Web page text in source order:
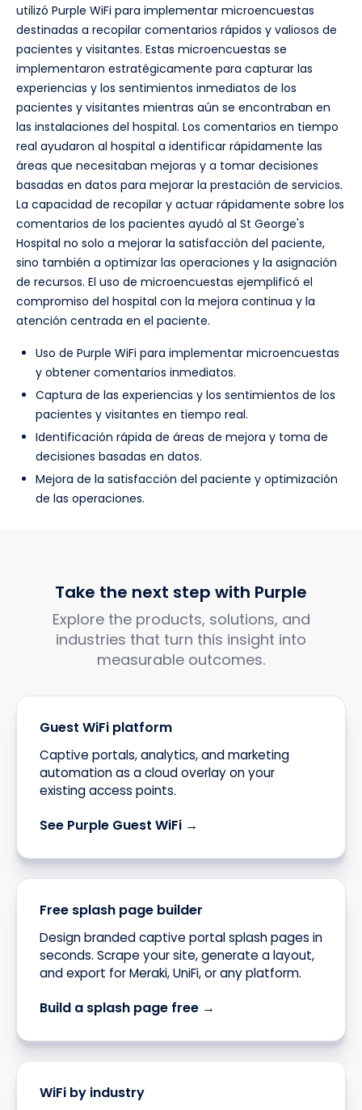
utilizó Purple WiFi para implementar microencuestas
destinadas a recopilar comentarios rápidos y valiosos de
pacientes y visitantes. Estas microencuestas se
implementaron estratégicamente para capturar las
experiencias y los sentimientos inmediatos de los
pacientes y visitantes mientras aún se encontraban en
las instalaciones del hospital. Los comentarios en tiempo
real ayudaron al hospital a identificar rápidamente las
áreas que necesitaban mejoras y a tomar decisiones
basadas en datos para mejorar la prestación de servicios.
La capacidad de recopilar y actuar rápidamente sobre los
comentarios de los pacientes ayudó al St George's
Hospital no solo a mejorar la satisfacción del paciente,
sino también a optimizar las operaciones y la asignación
de recursos. El uso de microencuestas ejemplificó el
compromiso del hospital con la mejora continua y la
atención centrada en el paciente.
Uso de Purple WiFi para implementar microencuestas
y obtener comentarios inmediatos.
Captura de las experiencias y los sentimientos de los
pacientes y visitantes en tiempo real.
Identificación rápida de áreas de mejora y toma de
decisiones basadas en datos.
Mejora de la satisfacción del paciente y optimización
de las operaciones.
Take the next step with Purple
Explore the products, solutions, and
industries that turn this insight into
measurable outcomes.
Guest WiFi platform
Captive portals, analytics, and marketing
automation as a cloud overlay on your
existing access points.
See Purple Guest WiFi →
Free splash page builder
Design branded captive portal splash pages in
seconds. Scrape your site, generate a layout,
and export for Meraki, UniFi, or any platform.
Build a splash page free →
WiFi by industry